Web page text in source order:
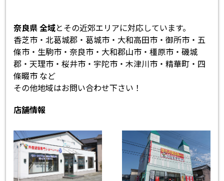
奈良県 全域とその近郊エリアに対応しています。
香芝市・北葛城郡・葛城市・大和高田市・御所市・五
條市・生駒市・奈良市・大和郡山市・橿原市・磯城
郡・天理市・桜井市・宇陀市・木津川市・精華町・四
條畷市 など
その他地域はお問い合わせ下さい！
店舗情報